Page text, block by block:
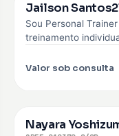
Jailson
Sou Personal
treinamento
alunos iniciantes e…
Valor sob consulta
Nayara